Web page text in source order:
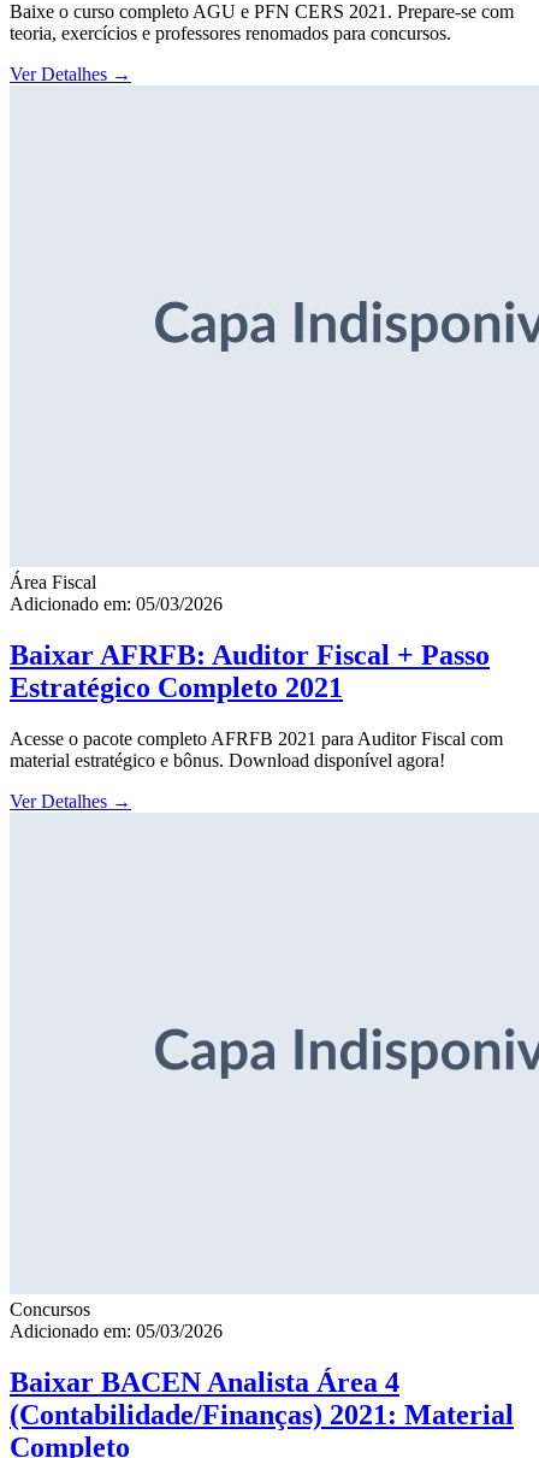
Baixe o curso completo AGU e PFN CERS 2021. Prepare-se com
teoria, exercícios e professores renomados para concursos.
Ver Detalhes →
Área Fiscal
Adicionado em: 05/03/2026
Baixar AFRFB: Auditor Fiscal + Passo
Estratégico Completo 2021
Acesse o pacote completo AFRFB 2021 para Auditor Fiscal com
material estratégico e bônus. Download disponível agora!
Ver Detalhes →
Concursos
Adicionado em: 05/03/2026
Baixar BACEN Analista Área 4
(Contabilidade/Finanças) 2021: Material
Completo